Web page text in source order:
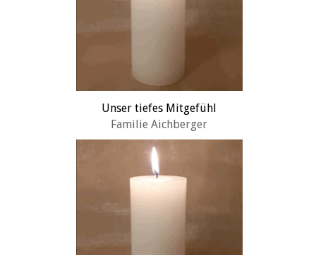
Unser tiefes Mitgefühl
Familie Aichberger